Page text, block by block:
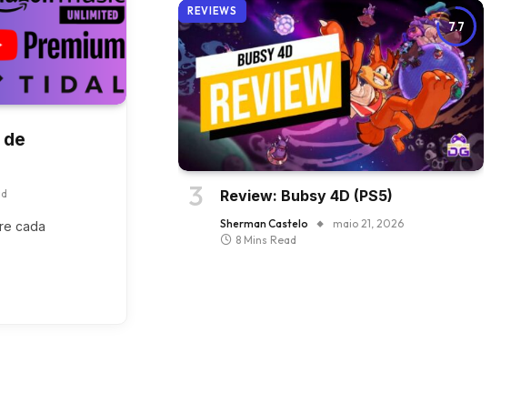
cada
7.7
REVIEWS
Review: Bubsy 4D (PS5)
Sherman Castelo
maio 21, 2026
8 Mins Read